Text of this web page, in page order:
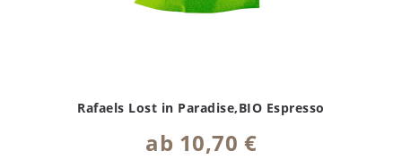
Rafaels Lost in Paradise,BIO Espresso
ab 10,70 €